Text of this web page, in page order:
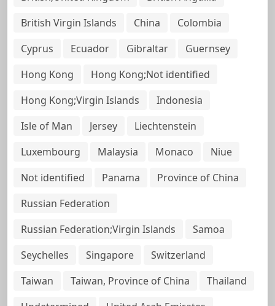
British Virgin Islands
China
Colombia
Cyprus
Ecuador Gibraltar
Guernsey
Hong Kong
Hong Kong;Not identified
Hong Kong;Virgin Islands
Indonesia
Isle of Man
Jersey
Liechtenstein
Luxembourg
Malaysia Monaco
Niue
Not identified
Panama
Province of China
Russian Federation
Russian Federation;Virgin Islands
Samoa
Seychelles
Singapore
Switzerland
Taiwan
Taiwan, Province of China
Thailand